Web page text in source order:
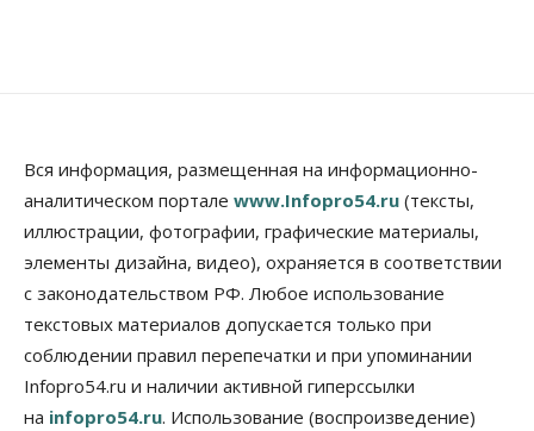
В Новосибирске прошёл митинг
против нового закона о памятниках
07 Августа 2026, 18:00
Бизнес
В аэропорту Толмачёво завершены работы по
бетонированию рулежных дорожек
07 Августа 2026, 17:00
Бизнес Общество
Новосибирцы стали реже оформлять
дома по упрощенной схеме
Вся информация, размещенная на информационно-
аналитическом портале www.Infopro54.ru (тексты,
иллюстрации, фотографии, графические материалы,
элементы дизайна, видео), охраняется в соответствии
с законодательством РФ. Любое использование
текстовых материалов допускается только при
соблюдении правил перепечатки и при упоминании
Infopro54.ru и наличии активной гиперссылки
на infopro54.ru. Использование (воспроизведение)